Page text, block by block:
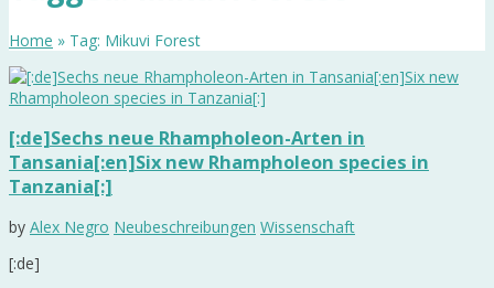
Home » Tag: Mikuvi Forest
[:de]Sechs neue Rhampholeon-Arten in
Tansania[:en]Six new Rhampholeon species in
Tanzania[:]
by Alex Negro Neubeschreibungen Wissenschaft
[:de]